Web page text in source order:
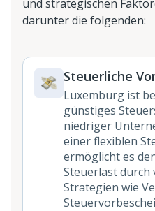
und strategischen
darunter die folgenden:
Steuerliche
Luxemburg ist
günstiges
niedriger
einer flexiblen
ermöglicht es
Steuerlast durch
Strategien wie